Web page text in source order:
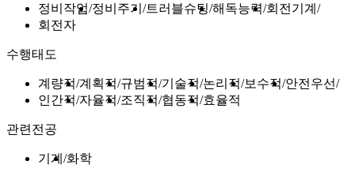
정비작업 정비주기 트러블슈팅 해독능력 회전기계
회전자
수행태도
계량적 계획적 규범적 기술적 논리적 보수적 안전우선
인간적 자율적 조직적 협동적 효율적
관련전공
기계 화학